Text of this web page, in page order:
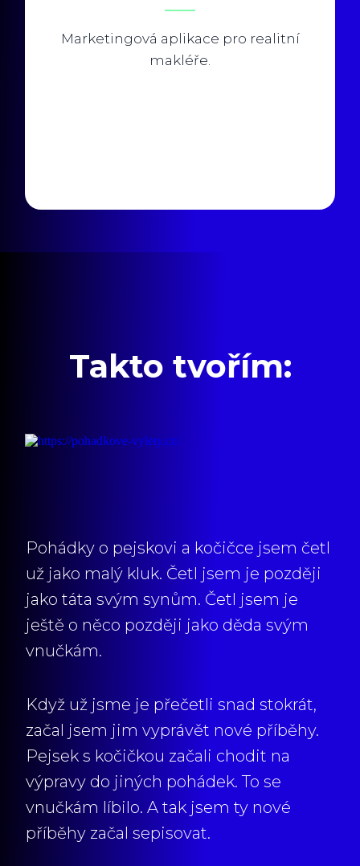
Marketingová aplikace pro realitní
makléře.
Takto tvořím:
Pohádky o pejskovi a kočičce jsem četl
už jako malý kluk. Četl jsem je později
jako táta svým synům. Četl jsem je
ještě o něco později jako děda svým
vnučkám.
Když už jsme je přečetli snad stokrát,
začal jsem jim vyprávět nové příběhy.
Pejsek s kočičkou začali chodit na
výpravy do jiných pohádek. To se
vnučkám líbilo. A tak jsem ty nové
příběhy začal sepisovat.